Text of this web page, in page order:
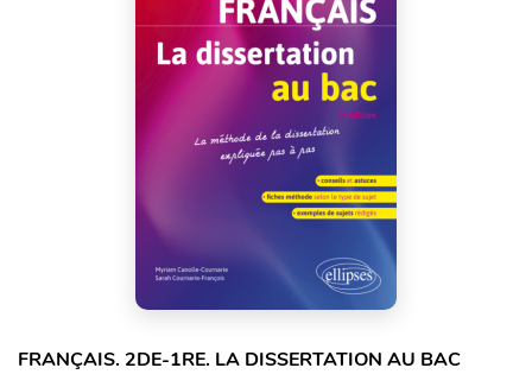
FRANÇAIS. 2DE-1RE. LA DISSERTATION AU BAC